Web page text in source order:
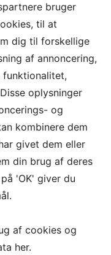
vi vender
bruger
til at
dig til forskellige
af annoncering,
funktionalitet,
oplysninger
og
kombinere dem
givet dem eller
din brug af deres
'OK' giver du
af cookies og
her.